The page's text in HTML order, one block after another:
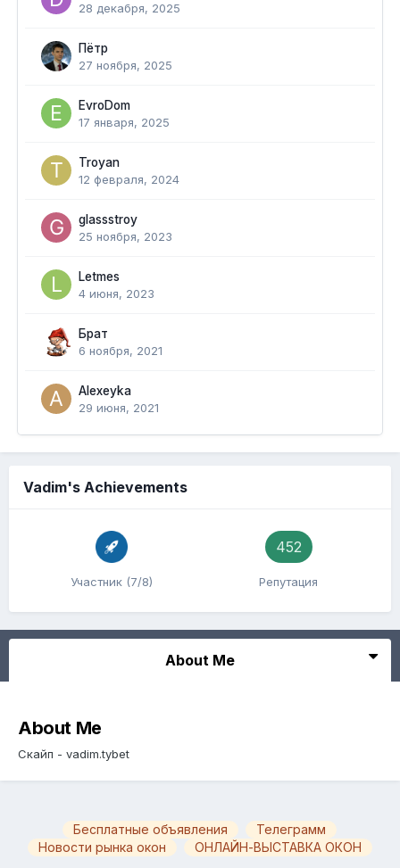
28 декабря, 2025
Пётр
27 ноября, 2025
EvroDom
17 января, 2025
Troyan
12 февраля, 2024
glassstroy
25 ноября, 2023
Letmes
4 июня, 2023
Брат
6 ноября, 2021
Alexeyka
29 июня, 2021
Vadim's Achievements
Участник (7/8)
452
Репутация
About Me
About Me
Скайп - vadim.tybet
Бесплатные объявления
Телеграмм
Новости рынка окон
ОНЛАЙН-ВЫСТАВКА ОКОН